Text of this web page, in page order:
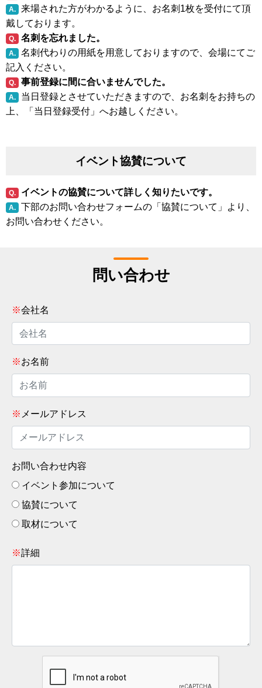
A. 来場された方がわかるように、お名刺1枚を受付にて頂
戴しております。
Q. 名刺を忘れました。
A. 名刺代わりの用紙を用意しておりますので、会場にてご
記入ください。
Q. 事前登録に間に合いませんでした。
A. 当日登録とさせていただきますので、お名刺をお持ちの
上、「当日登録受付」へお越しください。
イベント協賛について
Q. イベントの協賛について詳しく知りたいです。
A. 下部のお問い合わせフォームの「協賛について」より、
お問い合わせください。
問い合わせ
※会社名
※お名前
※ メールアドレス
お問い合わせ内容
イベント参加について
協賛について
取材について
※詳細